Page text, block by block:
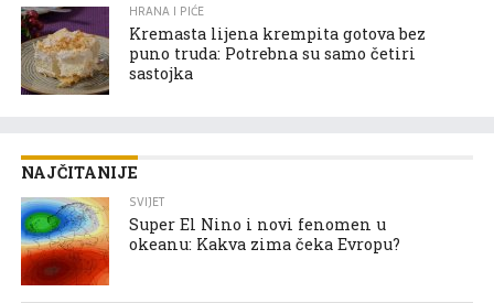
HRANA I PIĆE
Kremasta lijena krempita gotova bez
puno truda: Potrebna su samo četiri
sastojka
NAJČITANIJE
SVIJET
Super El Nino i novi fenomen u
okeanu: Kakva zima čeka Evropu?